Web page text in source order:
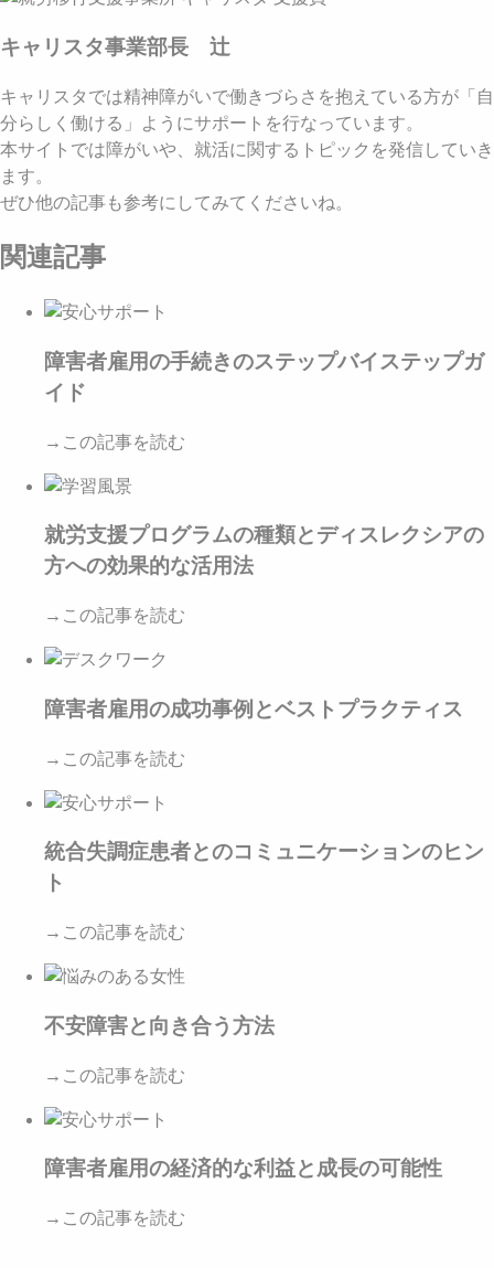
キャリスタ事業部長 辻
キャリスタでは精神障がいで働きづらさを抱えている方が「自
分らしく働ける」ようにサポートを行なっています。
本サイトでは障がいや、就活に関するトピックを発信していき
ます。
ぜひ他の記事も参考にしてみてくださいね。
関連記事
障害者雇用の手続きのステップバイステップガ
イド
→この記事を読む
就労支援プログラムの種類とディスレクシアの
方への効果的な活用法
→この記事を読む
障害者雇用の成功事例とベストプラクティス
→この記事を読む
統合失調症患者とのコミュニケーションのヒン
ト
→この記事を読む
不安障害と向き合う方法
→この記事を読む
障害者雇用の経済的な利益と成長の可能性
→この記事を読む